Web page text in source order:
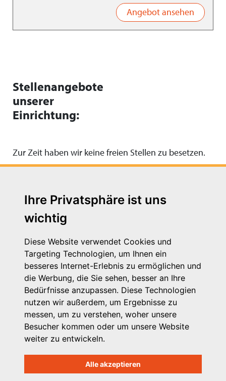
Ihre Privatsphäre ist uns
wichtig
Diese Website verwendet Cookies und
Targeting Technologien, um Ihnen ein
besseres Internet-Erlebnis zu ermöglichen und
die Werbung, die Sie sehen, besser an Ihre
Bedürfnisse anzupassen. Diese Technologien
nutzen wir außerdem, um Ergebnisse zu
messen, um zu verstehen, woher unsere
Besucher kommen oder um unsere Website
weiter zu entwickeln.
Alle akzeptieren
Angebot ansehen
Stellenangebote
unserer
Einrichtung:
Zur Zeit haben wir keine freien Stellen zu besetzen.
Michaelkirchstr. 17/18
10179 Berlin
Telefon: 030 – 58 58 17 16 01
E-Mail: info@vpk.de
Mehr Informationen: www.vpk.de
Hilfe